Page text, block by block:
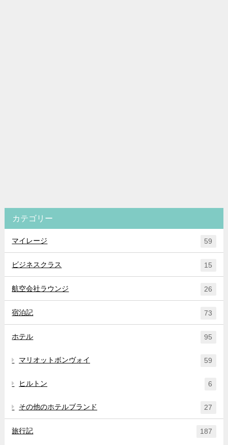
カテゴリー
マイレージ 59
ビジネスクラス 15
航空会社ラウンジ 26
宿泊記 73
ホテル 95
マリオットボンヴォイ 59
ヒルトン 6
その他のホテルブランド 27
旅行記 187